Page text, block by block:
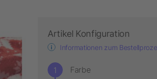
Artikel Konfiguration
Informationen zum
Farbe